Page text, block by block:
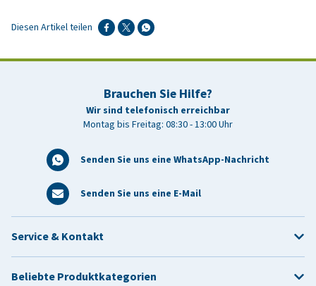
Diesen Artikel teilen
Brauchen Sie Hilfe?
Wir sind telefonisch erreichbar
Montag bis Freitag: 08:30 - 13:00 Uhr
Senden Sie uns eine WhatsApp-Nachricht
Senden Sie uns eine E-Mail
Service & Kontakt
Beliebte Produktkategorien